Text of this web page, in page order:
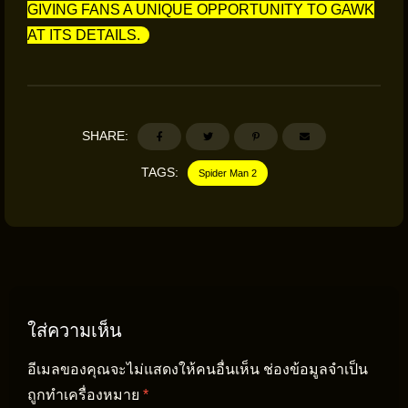
GIVING FANS A UNIQUE OPPORTUNITY TO GAWK
AT ITS DETAILS.
SHARE:
TAGS: Spider Man 2
ใส่ความเห็น
อีเมลของคุณจะไม่แสดงให้คนอื่นเห็น ช่องข้อมูลจำเป็น
ถูกทำเครื่องหมาย *